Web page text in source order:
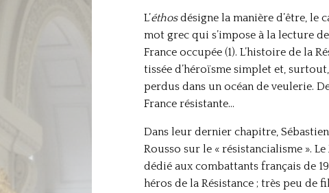
L’éthosdésigne la manière d’être, le
mot grec qui s’impose à la lecture
France occupée (1). L’histoire de la
tissée d’héroïsme simplet et,
perdus dans un océan de veulerie.
France résistante…
Dans leur dernier chapitre,
Rousso sur le « résistancialisme ».
dédié aux combattants français de
héros de la Résistance ; très peu de